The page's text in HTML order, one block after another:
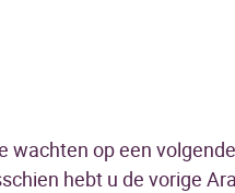
wachten op een
hebt u de vorige